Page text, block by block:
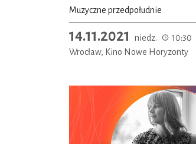
Muzyczne przedpołudnie
14.11.2021 niedz.
10:30
Wrocław, Kino Nowe Horyzonty